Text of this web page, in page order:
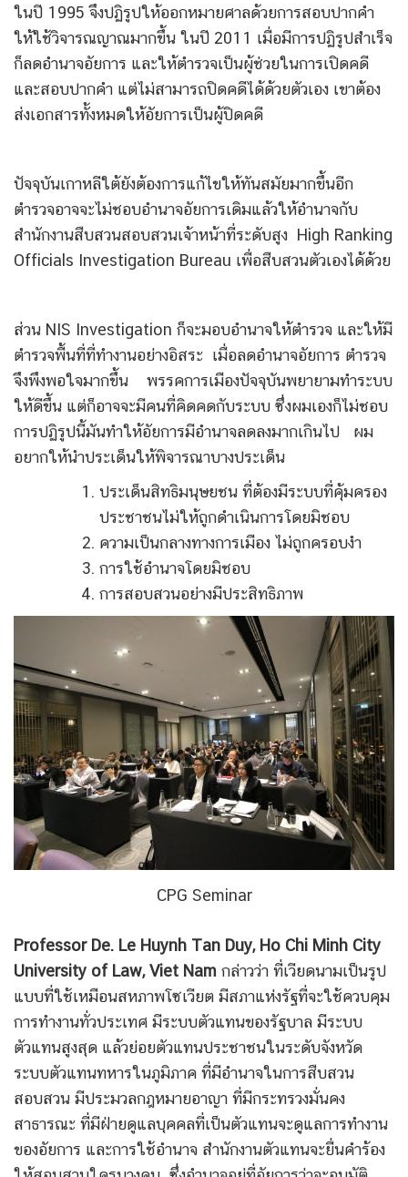
ในปี 1995 จึงปฏิรูปให้ออกหมายศาลด้วยการสอบปากคำ
ให้ใช้วิจารณญาณมากขึ้น ในปี 2011 เมื่อมีการปฏิรูปสำเร็จ
ก็ลดอำนาจอัยการ และให้ตำรวจเป็นผู้ช่วยในการเปิดคดี
และสอบปากคำ แต่ไม่สามารถปิดคดีได้ด้วยตัวเอง เขาต้อง
ส่งเอกสารทั้งหมดให้อัยการเป็นผู้ปิดคดี
ปัจจุบันเกาหลีใต้ยังต้องการแก้ไขให้ทันสมัยมากขึ้นอีก
ตำรวจอาจจะไม่ชอบอำนาจอัยการเดิมแล้วให้อำนาจกับ
สำนักงานสืบสวนสอบสวนเจ้าหน้าที่ระดับสูง High Ranking
Officials Investigation Bureau เพื่อสืบสวนตัวเองได้ด้วย
ส่วน NIS Investigation ก็จะมอบอำนาจให้ตำรวจ และให้มี
ตำรวจพื้นที่ที่ทำงานอย่างอิสระ เมื่อลดอำนาจอัยการ ตำรวจ
จึงพึงพอใจมากขึ้น พรรคการเมืองปัจจุบันพยายามทำระบบ
ให้ดีขึ้น แต่ก็อาจจะมีคนที่คิดคดกับระบบ ซึ่งผมเองก็ไม่ชอบ
การปฏิรูปนี้มันทำให้อัยการมีอำนาจลดลงมากเกินไป ผม
อยากให้นำประเด็นให้พิจารณาบางประเด็น
ประเด็นสิทธิมนุษยชน ที่ต้องมีระบบที่คุ้มครอง
ประชาชนไม่ให้ถูกดำเนินการโดยมิชอบ
ความเป็นกลางทางการเมือง ไม่ถูกครอบงำ
การใช้อำนาจโดยมิชอบ
การสอบสวนอย่างมีประสิทธิภาพ
CPG Seminar
Professor De. Le Huynh Tan Duy, Ho Chi Minh City
University of Law, Viet Nam กล่าวว่า ที่เวียดนามเป็นรูป
แบบที่ใช้เหมือนสหภาพโซเวียต มีสภาแห่งรัฐที่จะใช้ควบคุม
การทำงานทั่วประเทศ มีระบบตัวแทนของรัฐบาล มีระบบ
ตัวแทนสูงสุด แล้วย่อยตัวแทนประชาชนในระดับจังหวัด
ระบบตัวแทนทหารในภูมิภาค ที่มีอำนาจในการสืบสวน
สอบสวน มีประมวลกฎหมายอาญา ที่มีกระทรวงมั่นคง
สาธารณะ ที่มีฝ่ายดูแลบุคคลที่เป็นตัวแทนจะดูแลการทำงาน
ของอัยการ และการใช้อำนาจ สำนักงานตัวแทนจะยื่นคำร้อง